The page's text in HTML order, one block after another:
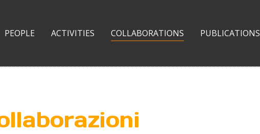
PEOPLE ACTIVITIES COLLABORATIONS (CURRENT)
PUBLICATIONS